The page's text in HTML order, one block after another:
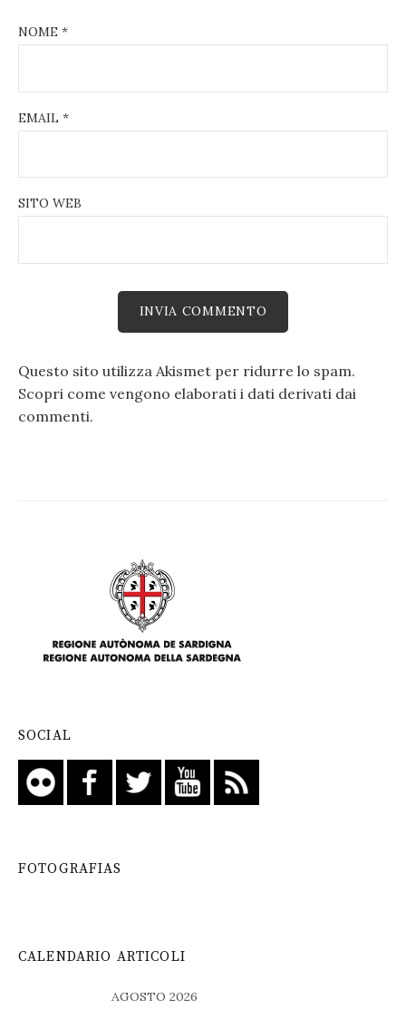
NOME *
EMAIL *
SITO WEB
Questo sito utilizza Akismet per ridurre lo spam.
Scopri come vengono elaborati i dati derivati dai
commenti.
SOCIAL
FOTOGRAFIAS
CALENDARIO ARTICOLI
AGOSTO 2026